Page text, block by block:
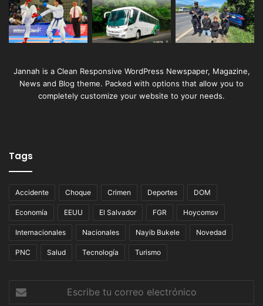
Jannah is a Clean Responsive WordPress Newspaper, Magazine,
News and Blog theme. Packed with options that allow you to
completely customize your website to your needs.
Tags
Accidente Choque Crimen Deportes DOM
Economía EEUU El Salvador FGR Hoycomsv
Internacionales Nacionales Nayib Bukele Novedad
PNC Salud Tecnología Turismo